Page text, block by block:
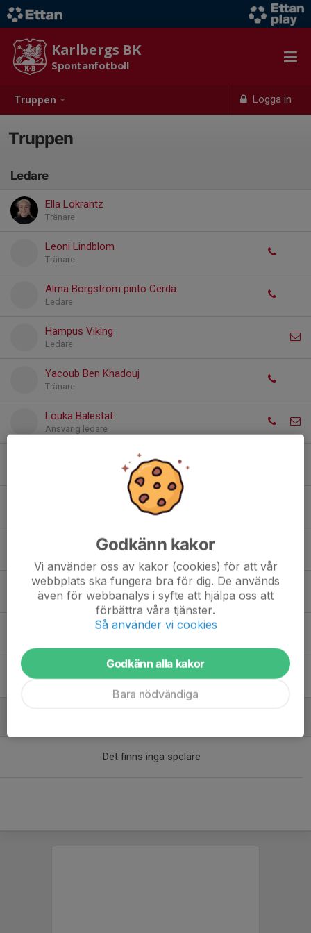
Truppen Logga in
Karlbergs BK
Spontanfotboll
Truppen
Ledare
Ella Lokrantz
Tränare
Leoni Lindblom
Tränare
Alma Borgström pinto Cerda
Ledare
Hampus Viking
Ledare
Yacoub Ben Khadouj
Tränare
Louka Balestat
Ansvarig ledare
Jonathan Mambo
Adham Ahmed Ali
Ledare
Adhanom Okbaldet Bokre
Det finns inga spelare
Godkänn kakor
Vi använder oss av kakor (cookies) för att vår
webbplats ska fungera bra för dig. De används
även för webbanalys i syfte att hjälpa oss att
förbättra våra tjänster.
Så använder vi cookies
Godkänn alla kakor
Bara nödvändiga